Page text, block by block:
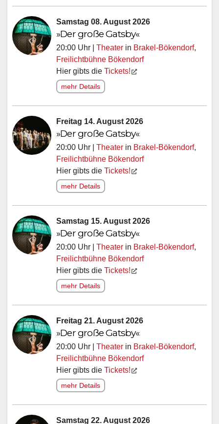
Samstag 08. August 2026
»Der große Gatsby«
20:00 Uhr | Theater in Brakel-Bökendorf,
Freilichtbühne Bökendorf
Hier gibts die Tickets!
mehr Details
Freitag 14. August 2026
»Der große Gatsby«
20:00 Uhr | Theater in Brakel-Bökendorf,
Freilichtbühne Bökendorf
Hier gibts die Tickets!
mehr Details
Samstag 15. August 2026
»Der große Gatsby«
20:00 Uhr | Theater in Brakel-Bökendorf,
Freilichtbühne Bökendorf
Hier gibts die Tickets!
mehr Details
Freitag 21. August 2026
»Der große Gatsby«
20:00 Uhr | Theater in Brakel-Bökendorf,
Freilichtbühne Bökendorf
Hier gibts die Tickets!
mehr Details
Samstag 22. August 2026